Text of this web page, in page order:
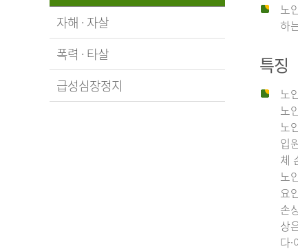
자해 · 자살
폭력 · 타살
급성심장정지
노
하
특징
노
노
노
입
체
노
요
손
상
다